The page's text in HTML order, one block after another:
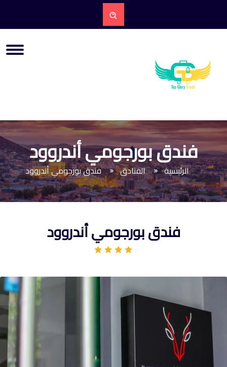
فندق بورجومي أندروود
الرئيسية الفنادق فندق بورجومي أندروود
فندق بورجومي أندروود